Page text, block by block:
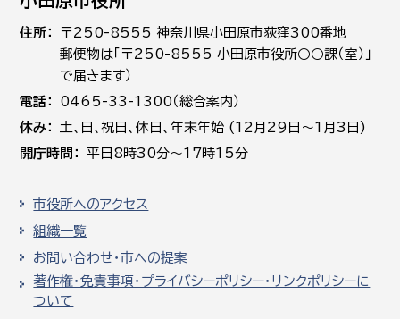
住所
〒250-8555 神奈川県小田原市荻窪300番地
郵便物は「〒250-8555 小田原市役所○○課（室）」
で届きます）
電話
0465-33-1300（総合案内）
休み
土､日､祝日、休日、年末年始 (12月29日～1月3日)
開庁時間
平日8時30分～17時15分
市役所へのアクセス
組織一覧
お問い合わせ・市への提案
著作権・免責事項・プライバシーポリシー・リンクポリシーに
ついて